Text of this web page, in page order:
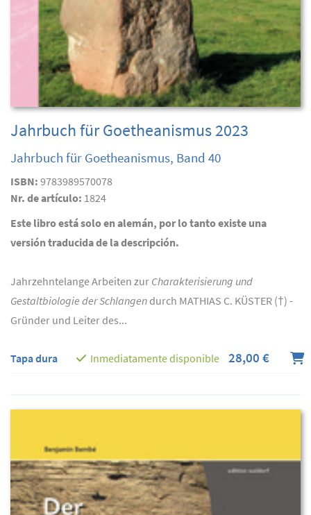
Jahrbuch für Goetheanismus 2023
Jahrbuch für Goetheanismus, Band 40
ISBN: 9783989570078
Nr. de artículo: 1824
Este libro está solo en alemán, por lo tanto existe una
versión traducida de la descripción.
Jahrzehntelange Arbeiten zur Charakterisierung und
Gestaltbiologie der Schlangendurch MATHIAS C. KÜSTER (†) -
Gründer und Leiter des...
Tapa dura Inmediatamente disponible 28,00 €